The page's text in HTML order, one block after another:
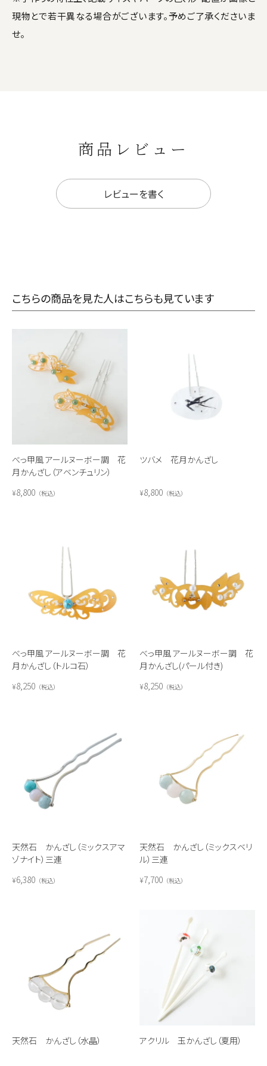
現物とで若干異なる場合がございます。予めご了承くださいま
せ。
商品レビュー
レビューを書く
こちらの商品を見た人はこちらも見ています
べっ甲風 アールヌーボー調 花
月かんざし（アベンチュリン）
¥8,800 税込
ツバメ 花月かんざし
¥8,800 税込
べっ甲風 アールヌーボー調 花
月かんざし（トルコ石）
¥8,250 税込
べっ甲風 アールヌーボー調 花
月かんざし(パール付き)
¥8,250 税込
天然石 かんざし（ミックスアマ
ゾナイト）三連
¥6,380 税込
天然石 かんざし（ミックスベリ
ル）三連
¥7,700 税込
天然石 かんざし（水晶） アクリル 玉かんざし（夏用）